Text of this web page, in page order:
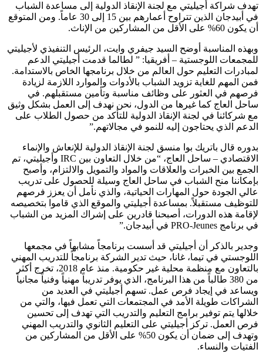
تهدف شراكة أجيليتي مع لجنة الإنقاذ الدولية إلى مساعدة الشباب
في أبيدجان الذين تتراوح أعمارهم بين 15 إلى 30 عاماً. ومن المتوقع
أن يكون 60% على الأقل من المشاركين من الإناث.
وبهذه المناسبة أوضح السيد جيفري وايت، الرئيس التنفيذي لأجيليتي
للمجمعات اللوجستية – أفريقيا: ” لطالما قدمت أجيليتي الدعم
لمبادرات التعليم حول العالم من خلال برنامجها الخاص بالاستدامة.
فمن المهم للغاية تزويد الشباب بالأدوات والموارد اللازمة لزيادة
فرصهم في العثور على وظائف مناسبة وتأمين مستقبلهم. في
ساحل العاج كما غيرها من الدول، نحن نهدف إلى العمل بشكل وثيق
مع شركائنا في لجنة الإنقاذ الدولية للتأكد من حصول الطلاب على
الدعم الذي يحتاجون إليه للنمو في مجالاتهم.”
بدوره قال باتريك بوا منسق لجنة الإنقاذ الدولية للإنعاش والإنماء
الاقتصادي – ساحل العاج، “من خلال التعاون بين IRC وأجيليتي، تم
الجمع بين الخبرات والعلاقات والمواد والتمويل والالتزام، وأصبح
بإمكاننا منح الشباب في ساحل العاج وسيلة للحصول على تدريب
عالي الجودة حول المهارات الحياتية، والذي نأمل أن يعزز فرصهم
للتوظيف مستقبلاً. بمساعدة أجيليتي والموقع الذي قاموا بتخصيصه
لإقامة هذه الدورات، أصبحنا قادرين على إشراك المزيد من الشباب
في برنامج PRO-Jeunes في أبيدجان.”
وجدير بالذكر أن أجيليتي قد أسست برنامجاً مشابهاً في مجمعها
اللوجستي في تيما، غانا، حيث تدير الشركة برنامجاً للتدريب المهني
بالتعاون مع منظمة محلية غير حكومية. منذ عام 2018، تخرج أكثر
من 380 طالباً من هذا البرنامج، الذي يوفر تدريباً مهنياً وفنياً مجانياً
ويساعد في إيجاد فرص عمل. تسهم أجيليتي في العديد من
الشراكات طويلة الأمد في المجتمعات التي تعمل فيها، والتي من
خلالها يتم توفير برامج التعليم والتدريب التي تهدف إلى تحسين
فرص العمل. تركز أجيليتي على التعليم الثانوي والتدريب المهني
وتهدف إلى ضمان أن يكون 50% على الأقل من المشاركين من
الفتيات والنساء.